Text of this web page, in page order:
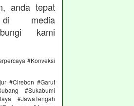
anda tepat
media
kami
#Konveksi
#Cirebon #Garut
#Sukabumi
#JawaTengah